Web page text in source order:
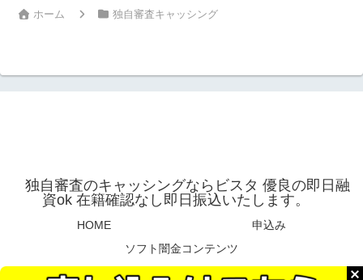
ホーム 独自審査キャッシング
独自審査のキャッシングならビスタ 優良の即日融
資ok 在籍確認なし即日振込いたします。
HOME
申込み
ソフト闇金コンテンツ
© 2025 独自審査のキャッシングならビスタ 優良の即日融資ok 在籍